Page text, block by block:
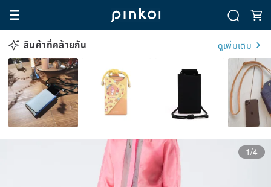
สินค้าที่คล้ายกัน ดูเพิ่มเติม
1/4